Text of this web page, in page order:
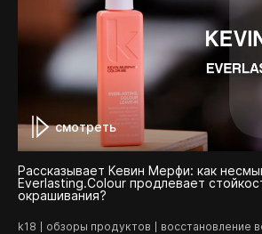
смотреть
Рассказывает Кевин Мерфи: как
Everlasting.Colour продлевает
окрашивания?
k18 обзоры продуктов восстановление